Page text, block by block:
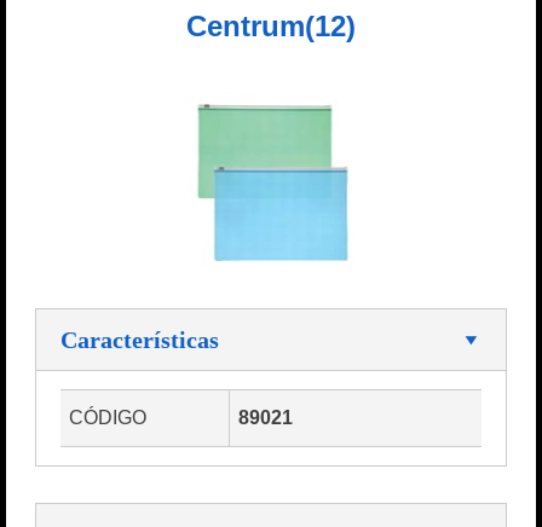
Centrum(12)
Características
CÓDIGO 89021